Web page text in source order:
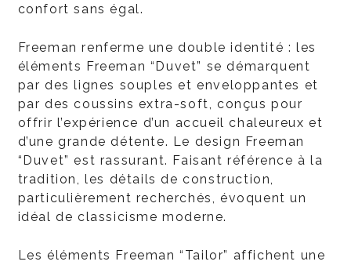
confort sans égal.
Freeman renferme une double identité : les
éléments Freeman “Duvet” se démarquent
par des lignes souples et enveloppantes et
par des coussins extra-soft, conçus pour
offrir l’expérience d’un accueil chaleureux et
d’une grande détente. Le design Freeman
“Duvet” est rassurant. Faisant référence à la
tradition, les détails de construction,
particulièrement recherchés, évoquent un
idéal de classicisme moderne.
Les éléments Freeman “Tailor” affichent une